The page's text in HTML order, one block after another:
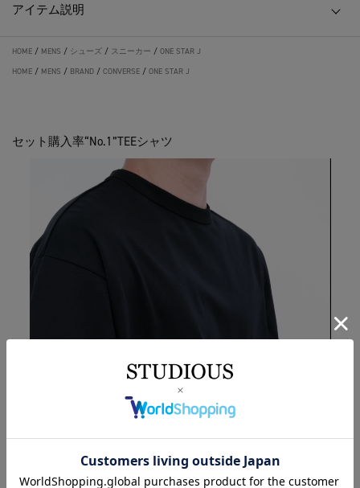
アイテム説明
HOME / MENS / シューズ / スニーカー / ONE STAR J
HOME / MENS / BRAND / CONVERSE / ONE STAR J
セット購入率“No.1”TEEシャツ